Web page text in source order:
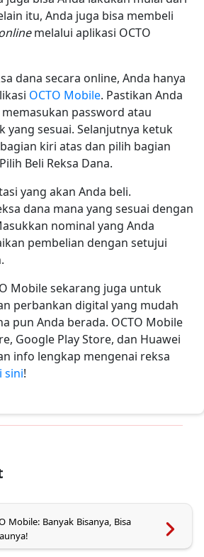
itu, Anda juga bisa membeli
melalui aplikasi OCTO
dana secara online, Anda hanya
OCTO Mobile. Pastikan Anda
password atau
yang sesuai. Selanjutnya ketuk
kiri atas dan pilih bagian
Beli Reksa Dana.
yang akan Anda beli.
dana mana yang sesuai dengan
nominal yang Anda
pembelian dengan setujui
Mobile sekarang juga untuk
perbankan digital yang mudah
pun Anda berada. OCTO Mobile
Google Play Store, dan Huawei
info lengkap mengenai reksa
sini!
Mobile: Banyak Bisanya, Bisa